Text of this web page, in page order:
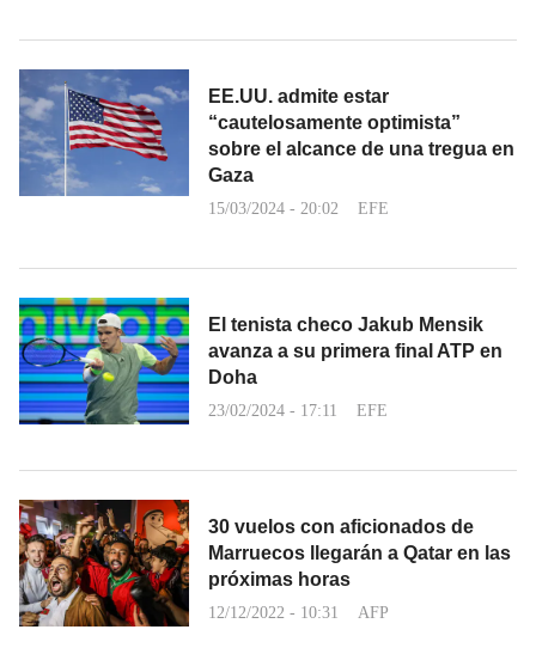
EE.UU. admite estar
“cautelosamente optimista”
sobre el alcance de una tregua en
Gaza
15/03/2024 - 20:02 EFE
El tenista checo Jakub Mensik
avanza a su primera final ATP en
Doha
23/02/2024 - 17:11 EFE
30 vuelos con aficionados de
Marruecos llegarán a Qatar en las
próximas horas
12/12/2022 - 10:31 AFP